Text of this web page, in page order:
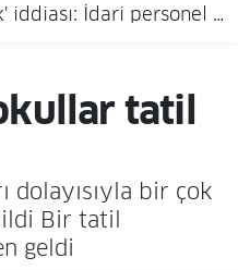
İdari personel açığa alındı
tatil
dolayısıyla bir çok
Bir tatil
geldi
ve Fikstür